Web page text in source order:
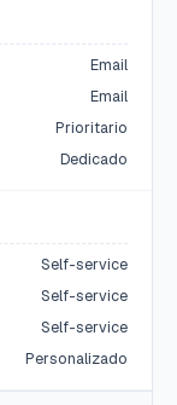
Email
Email
Prioritario
Dedicado
Self-service
Self-service
Self-service
Personalizado